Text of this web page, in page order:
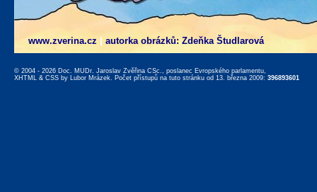
www.zverina.cz autorka obrázků: Zdeňka Študlarová
© 2004 - 2026 Doc. MUDr. Jaroslav Zvěřina CSc., poslanec Evropského parlamentu,
XHTML & CSS by Lubor Mrázek. Počet přístupů na tuto stránku od 13. března 2009: 396893601